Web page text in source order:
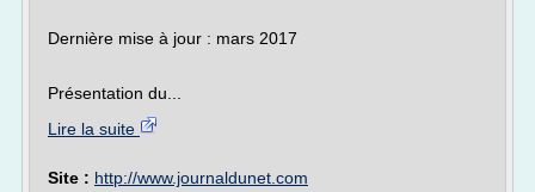
Dernière mise à jour : mars 2017
Présentation du...
Lire la suite
Site : http://www.journaldunet.com